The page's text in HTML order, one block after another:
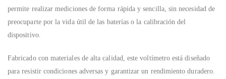
permite realizar mediciones de forma rápida y sencilla, sin necesidad de
preocuparte por la vida útil de las baterías o la calibración del
dispositivo.
Fabricado con materiales de alta calidad, este voltímetro está diseñado
para resistir condiciones adversas y garantizar un rendimiento duradero.